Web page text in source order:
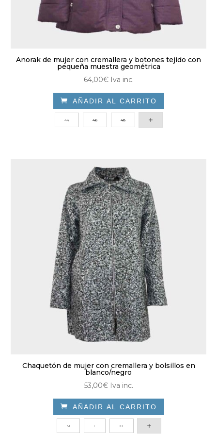
Anorak de mujer con cremallera y botones tejido con
pequeña muestra geométrica
64,00€ Iva inc.
 AÑADIR AL CARRITO
Este
producto
variantes.
Las
opciones
se
pueden
elegir
en
la
página
de
producto
44 46 48
Chaquetón de mujer con cremallera y bolsillos en
blanco/negro
53,00€ Iva inc.
 AÑADIR AL CARRITO
Este
M L XL